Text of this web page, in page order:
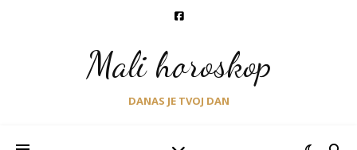
Mali horoskop
DANAS JE TVOJ DAN